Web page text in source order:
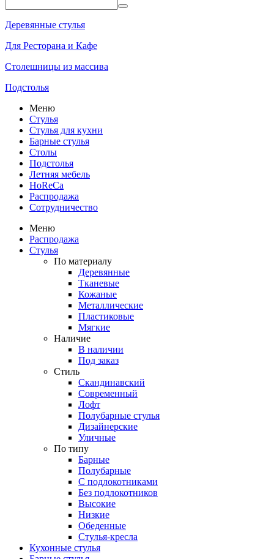
Деревянные стулья
Для Ресторана и Кафе
Столешницы из массива
Подстолья
Меню
Стулья
Стулья для кухни
Барные стулья
Столы
Подстолья
Летняя мебель
HoReCa
Распродажа
Сотрудничество
Меню
Распродажа
Стулья
По материалу
Деревянные
Тканевые
Кожаные
Металлические
Пластиковые
Мягкие
Наличие
В наличии
Под заказ
Стиль
Скандинавский
Современный
Лофт
Полубарные стулья
Дизайнерские
Уличные
По типу
Барные
Полубарные
С подлокотниками
Без подлокотников
Высокие
Низкие
Обеденные
Стулья-кресла
Кухонные стулья